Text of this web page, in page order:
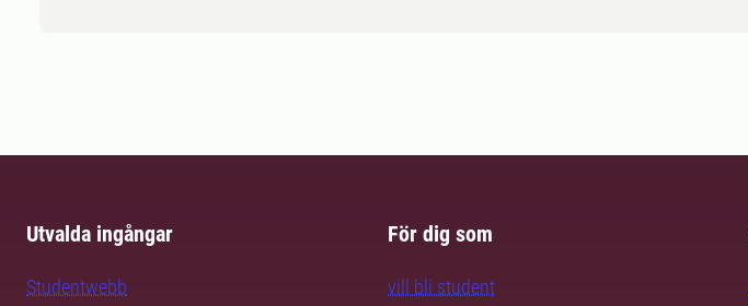
Utvalda ingångar
Studentwebb
För dig som
vill bli student